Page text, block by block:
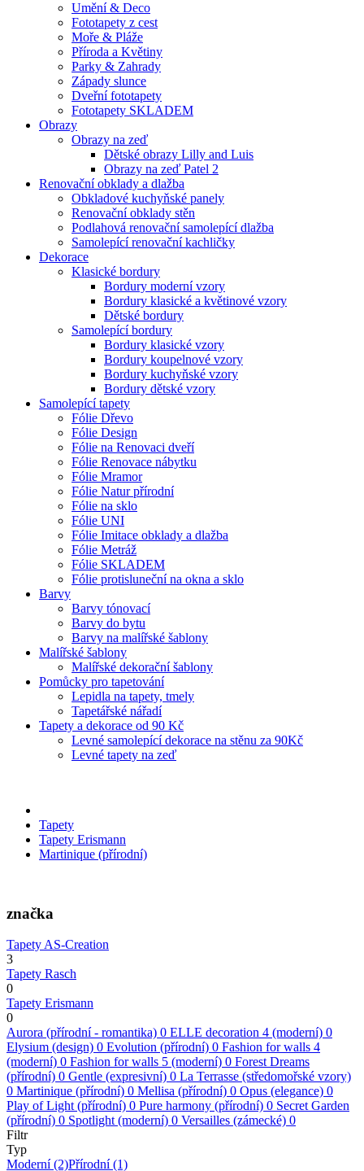
Umění & Deco
Fototapety z cest
Moře & Pláže
Příroda a Květiny
Parky & Zahrady
Západy slunce
Dveřní fototapety
Fototapety SKLADEM
Obrazy
Obrazy na zeď
Dětské obrazy Lilly and Luis
Obrazy na zeď Patel 2
Renovační obklady a dlažba
Obkladové kuchyňské panely
Renovační obklady stěn
Podlahová renovační samolepící dlažba
Samolepící renovační kachličky
Dekorace
Klasické bordury
Bordury moderní vzory
Bordury klasické a květinové vzory
Dětské bordury
Samolepící bordury
Bordury klasické vzory
Bordury koupelnové vzory
Bordury kuchyňské vzory
Bordury dětské vzory
Samolepící tapety
Fólie Dřevo
Fólie Design
Fólie na Renovaci dveří
Fólie Renovace nábytku
Fólie Mramor
Fólie Natur přírodní
Fólie na sklo
Fólie UNI
Fólie Imitace obklady a dlažba
Fólie Metráž
Fólie SKLADEM
Fólie protisluneční na okna a sklo
Barvy
Barvy tónovací
Barvy do bytu
Barvy na malířské šablony
Malířské šablony
Malířské dekorační šablony
Pomůcky pro tapetování
Lepidla na tapety, tmely
Tapetářské nářadí
Tapety a dekorace od 90 Kč
Levné samolepící dekorace na stěnu za 90Kč
Levné tapety na zeď
Tapety
Tapety Erismann
Martinique (přírodní)
značka
Tapety AS-Creation
3
Tapety Rasch
0
Tapety Erismann
0
Aurora (přírodní - romantika) 0 ELLE decoration 4 (moderní) 0
Elysium (design) 0 Evolution (přírodní) 0 Fashion for walls 4
(moderní) 0 Fashion for walls 5 (moderní) 0 Forest Dreams
(přírodní) 0 Gentle (expresivní) 0 La Terrasse (středomořské vzory)
0 Martinique (přírodní) 0 Mellisa (přírodní) 0 Opus (elegance) 0
Play of Light (přírodní) 0 Pure harmony (přírodní) 0 Secret Garden
(přírodní) 0 Spotlight (moderní) 0 Versailles (zámecké) 0
Filtr
Typ
Moderní(2)Přírodní(1)